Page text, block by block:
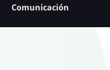
Comunicación